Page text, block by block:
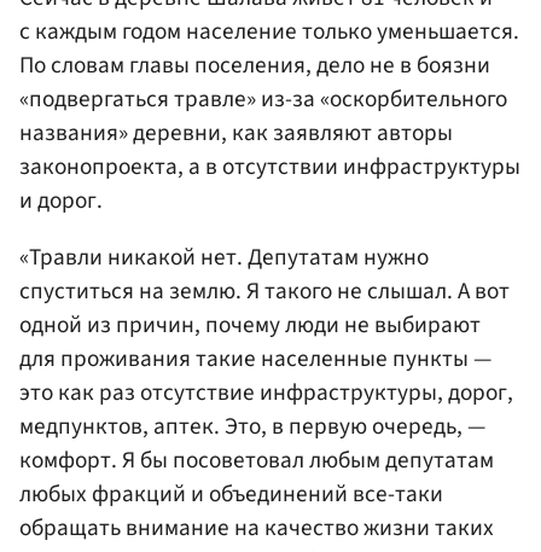
с каждым годом население только уменьшается.
По словам главы поселения, дело не в боязни
«подвергаться травле» из-за «оскорбительного
названия» деревни, как заявляют авторы
законопроекта, а в отсутствии инфраструктуры
и дорог.
«Травли никакой нет. Депутатам нужно
спуститься на землю. Я такого не слышал. А вот
одной из причин, почему люди не выбирают
для проживания такие населенные пункты —
это как раз отсутствие инфраструктуры, дорог,
медпунктов, аптек. Это, в первую очередь, —
комфорт. Я бы посоветовал любым депутатам
любых фракций и объединений все-таки
обращать внимание на качество жизни таких